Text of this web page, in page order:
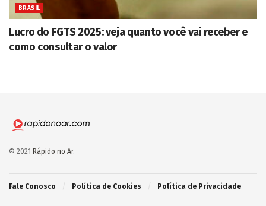
BRASIL
Lucro do FGTS 2025: veja quanto você vai receber e
como consultar o valor
© 2021 Rápido no Ar.
Fale Conosco Política de Cookies Política de Privacidade